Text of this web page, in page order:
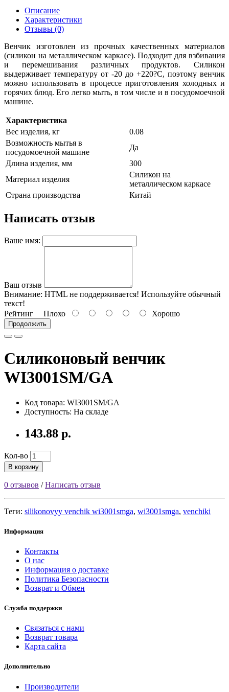
Описание
Характеристики
Отзывы (0)
Венчик изготовлен из прочных качественных материалов
(силикон на металлическом каркасе). Подходит для взбивания
и перемешивания различных продуктов. Силикон
выдерживает температуру от -20 до +220?C, поэтому венчик
можно использовать в процессе приготовления холодных и
горячих блюд. Его легко мыть, в том числе и в посудомоечной
машине.
Характеристика
Вес изделия, кг
0.08
Возможность мытья в
посудомоечной машине
Да
Длина изделия, мм
300
Материал изделия
Силикон на
металлическом каркасе
Страна производства
Китай
Написать отзыв
Ваше имя:
Ваш отзыв
Внимание: HTML не поддерживается! Используйте обычный
текст!
Рейтинг Плохо Хорошо
Продолжить
Силиконовый венчик
WI3001SM/GA
Код товара: WI3001SM/GA
Доступность: На складе
143.88 р.
Кол-во
В корзину
0 отзывов /Написать отзыв
Теги: silikonovyy venchik wi3001smga, wi3001smga, venchiki
Информация
Контакты
О нас
Информация о доставке
Политика Безопасности
Возврат и Обмен
Служба поддержки
Связаться с нами
Возврат товара
Карта сайта
Дополнительно
Производители